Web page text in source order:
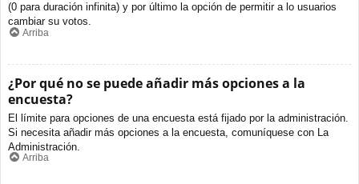
(0 para duración infinita) y por último la opción de permitir a lo usuarios
cambiar su votos.
Arriba
¿Por qué no se puede añadir más opciones a la
encuesta?
El límite para opciones de una encuesta está fijado por la administración.
Si necesita añadir más opciones a la encuesta, comuníquese con La
Administración.
Arriba